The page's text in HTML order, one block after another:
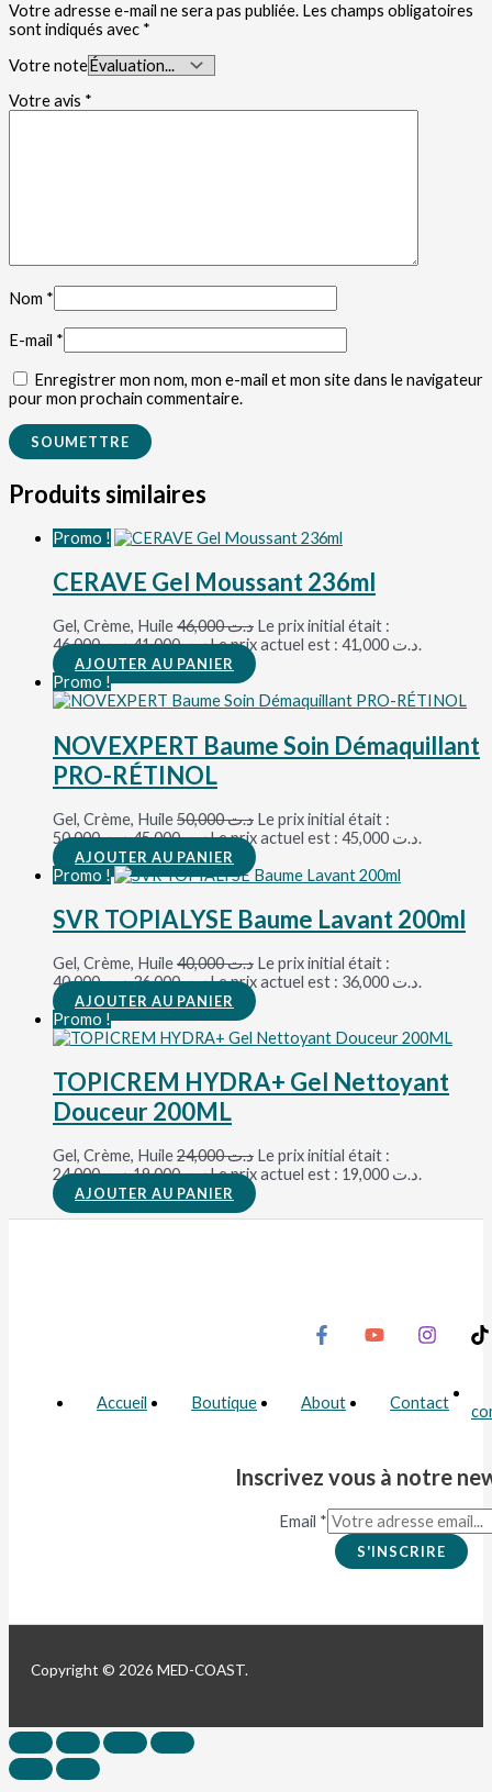
Votre adresse e-mail ne sera pas publiée. Les champs obligatoires
sont indiqués avec *
Votre note
Votre avis *
Nom *
E-mail *
Enregistrer mon nom, mon e-mail et mon site dans le navigateur
pour mon prochain commentaire.
Produits similaires
Promo !
CERAVE Gel Moussant 236ml
Gel, Crème, Huile د.ت46,000
Le prix initial était :
د.ت 46,000.
د.ت41,000 Le prix actuel est : د.ت 41,000.
AJOUTER AU PANIER
Promo !
NOVEXPERT Baume Soin Démaquillant
PRO-RÉTINOL
Gel, Crème, Huile د.ت50,000
Le prix initial était :
د.ت 50,000.
د.ت45,000 Le prix actuel est : د.ت 45,000.
AJOUTER AU PANIER
Promo !
SVR TOPIALYSE Baume Lavant 200ml
Gel, Crème, Huile د.ت40,000
Le prix initial était :
د.ت 40,000.
د.ت36,000 Le prix actuel est : د.ت 36,000.
AJOUTER AU PANIER
Promo !
TOPICREM HYDRA+ Gel Nettoyant
Douceur 200ML
Gel, Crème, Huile د.ت24,000
Le prix initial était :
د.ت 24,000.
د.ت19,000 Le prix actuel est : د.ت 19,000.
AJOUTER AU PANIER
Accueil Boutique About Contact
Inscrivez vous à notre
Email *
S'INSCRIRE
Copyright © 2026 MED-COAST.